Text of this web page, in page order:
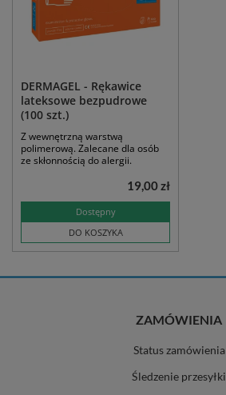
DERMAGEL - Rękawice
lateksowe bezpudrowe
(100 szt.)
Z wewnętrzną warstwą
polimerową. Zalecane dla osób
ze skłonnością do alergii.
Dostępny
DO KOSZYKA
19,00 zł
ZAMÓWIENIA
Status zamówienia
Śledzenie przesyłki